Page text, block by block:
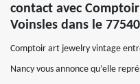
contact avec
Voinsles dans le
Comptoir art jewelry vintage
Nancy vous annonce qu’elle